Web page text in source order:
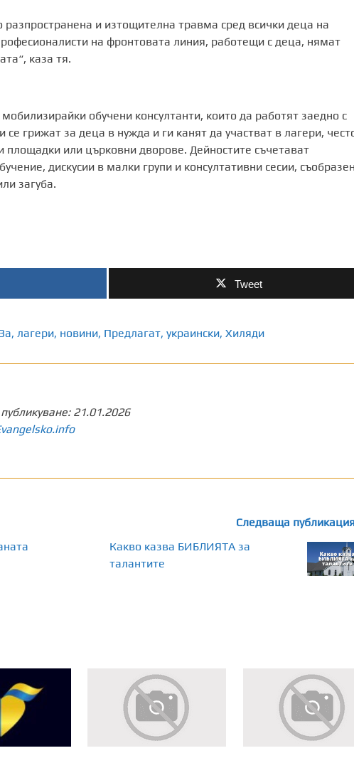
и изтощителна травма сред всички деца на
на фронтовата линия, работещи с деца, нямат
каза тя.
обучени консултанти, които да работят заедно с
грижат за деца в нужда и ги канят да участват в лагери,
или църковни дворове. Дейностите съчетават
дискусии в малки групи и консултативни сесии,
загуба.
Tweet
, лагери, новини, Предлагат, украински, Хиляди
21.01.2026
Следваща
Какво казва БИБЛИЯТА за
талантите